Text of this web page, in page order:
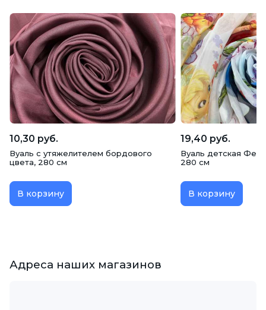
10,30 руб.
Вуаль с утяжелителем бордового
цвета, 280 см
В корзину
19,40 руб.
Вуаль детская Феи
280 см
В корзину
Адреса наших магазинов